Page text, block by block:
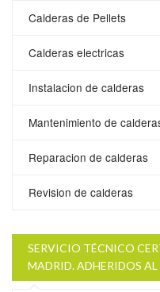
Calderas de Pellets
Calderas electricas
Instalacion de calderas
Mantenimiento de
Reparacion de calderas
Revision de calderas
SERVICIO TÉCNICO
MADRID. ADHERIDOS